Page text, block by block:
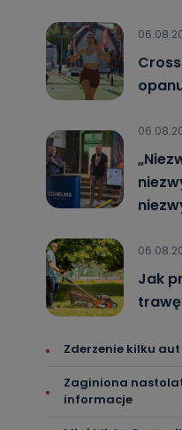
Jak
Zderzenie kilku aut
Zaginiona
informacje